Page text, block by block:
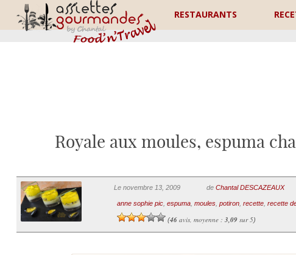
RESTAURANTS
Royale aux moules, espuma
Le novembre 13, 2009 de Chantal DESCAZEAUX
anne sophie pic, espuma, moules, potiron, recette, recette
(46avis, moyenne : 3,09sur 5)